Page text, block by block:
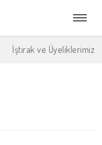
İştirak ve Üyeliklerimiz